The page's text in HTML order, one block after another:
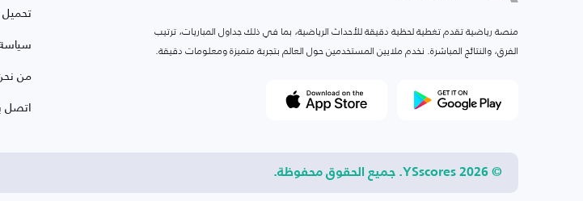
منصة رياضية تقدم تغطية لحظية دقيقة للأحداث الرياضية، بما في ذلك جداول المباريات، ترتيب
الفرق، والنتائج المباشرة. نخدم ملايين المستخدمين حول العالم بتجربة متميزة ومعلومات دقيقة.
من
اتصل
© 2026 YSscores. جميع الحقوق محفوظة.